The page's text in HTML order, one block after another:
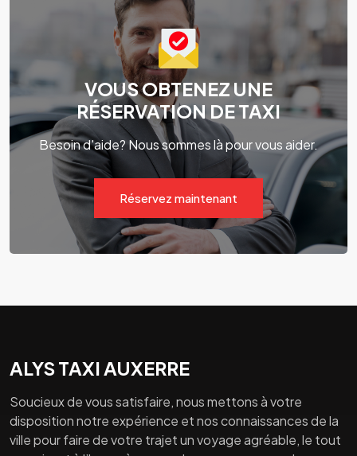
VOUS OBTENEZ UNE
RÉSERVATION DE TAXI
Besoin d'aide? Nous sommes là pour vous aider.
Réservez maintenant
ALYS TAXI AUXERRE
Soucieux de vous satisfaire, nous mettons à votre
disposition notre expérience et nos connaissances de la
ville pour faire de votre trajet un voyage agréable, le tout